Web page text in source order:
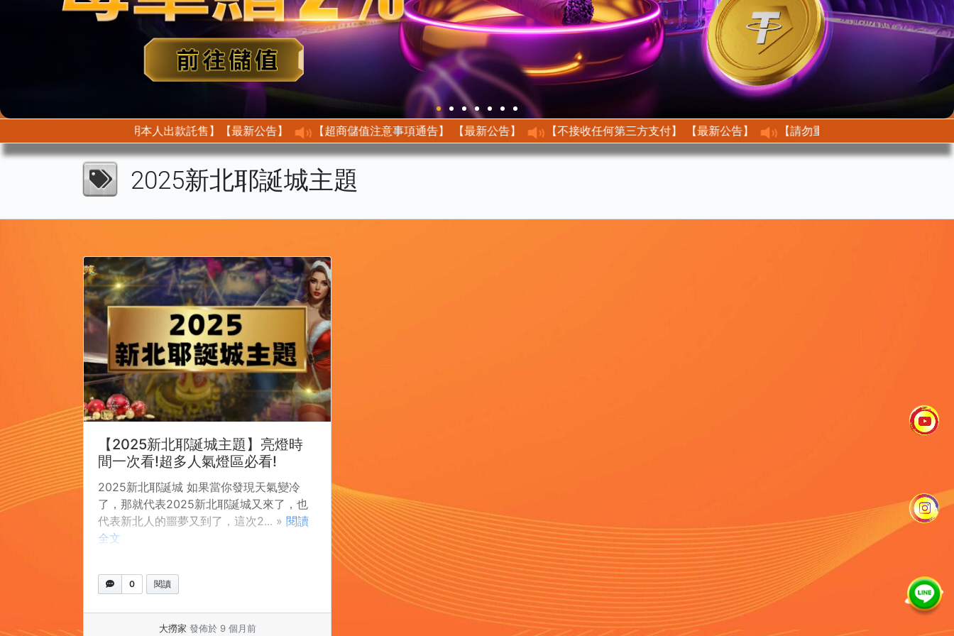
【最新公告】【首次託售需身分驗證以此證明本人出款託售】 【最新公告】 【超商儲值注意事項通告】 【最新公告】 【不接收任何第三方支付】
2025新北耶誕城主題
【2025新北耶誕城主題】亮燈時
間一次看!超多人氣燈區必看!
2025新北耶誕城 如果當你發現天氣變冷
了，那就代表2025新北耶誕城又來了，也
代表新北人的噩夢又到了，這次2... » 閱讀
全文
0 閱讀
大撈家 發佈於 9 個月前